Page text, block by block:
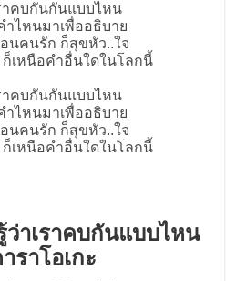
าคบกันกันแบบไหน
ไหนมาเพื่ออธิบาย
นคนรัก ก็สุขหัว..ใจ
ก็เหนือคำอื่นใดในโลกนี้
าคบกันกันแบบไหน
ไหนมาเพื่ออธิบาย
นคนรัก ก็สุขหัว..ใจ
ก็เหนือคำอื่นใดในโลกนี้
ว่าเราคบกันแบบไหน
ราโอเกะ